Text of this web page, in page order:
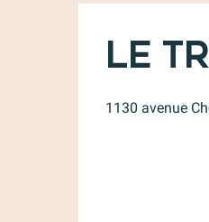
Le
1130 avenue